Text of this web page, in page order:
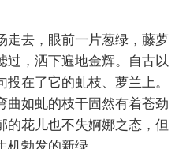
走去，眼前一片葱绿，藤萝
过，洒下遍地金辉。自古以
在了它的虬枝、萝兰上。
曲如虬的枝干固然有着苍劲
的花儿也不失婀娜之态，但
勃发的新绿。